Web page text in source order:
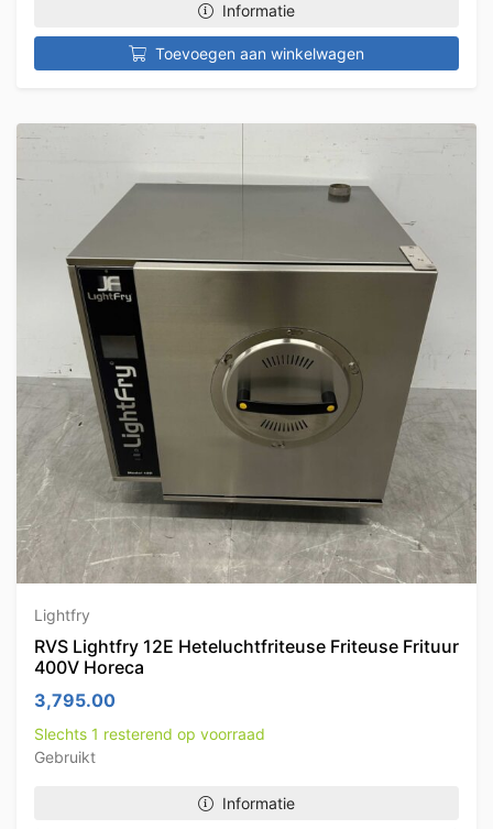
Informatie
Toevoegen aan winkelwagen
Lightfry
RVS Lightfry 12E Heteluchtfriteuse Friteuse Frituur
400V Horeca
3,795.00
Slechts 1 resterend op voorraad
Gebruikt
Informatie